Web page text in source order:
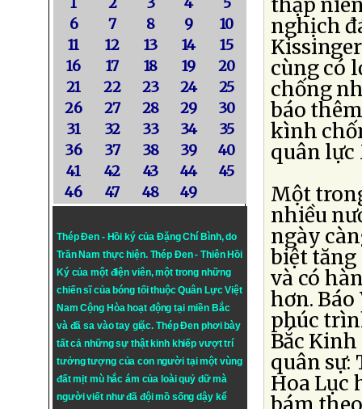
6
7 8 9
10
11
12 13 14
15
16
17 18 19
20
21
22 23 24
25
26
27 28 29
30
31
32 33 34
35
36
37 38 39
40
41
42 43 44
45
46
47 48 49
Thép Đen - Hồi ký của Đặng Chí Bình, do
Trần Nam thực hiện. Thép Đen- Thiên Hồi
Ký của một điện viên, một trong những
chiến sĩ của bóng tối thuộc Quân Lực Việt
Nam Cộng Hòa hoạt động tại miền Bắc
và đã sa vào tay giặc. Thép Đen phơi bày
tất cả những sự thật kinh khiếp vượt trí
tưởng tượng của con người tại một vùng
đất mịt mù hắc ám của loài quỷ dữ mà
người viết như đã đội mồ sống dậy kể
thập
nghịch
cùng có
chống
báo
kình
quân lực
Một
nhiều
ngày
biệt tăng
và có
hơn.
phúc
Bắc
quân sự:
Hoa Lục